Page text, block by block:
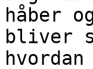
håber
bliver